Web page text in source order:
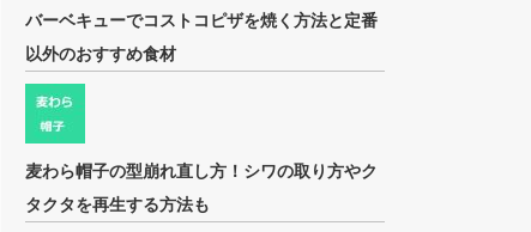
バーベキューでコストコピザを焼く方法と定番
以外のおすすめ食材
麦わら帽子の型崩れ直し方！シワの取り方やク
タクタを再生する方法も